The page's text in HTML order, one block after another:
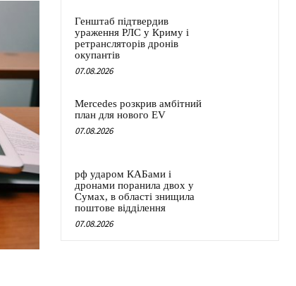
Генштаб підтвердив
ураження РЛС у Криму і
ретрансляторів дронів
окупантів
07.08.2026
Mercedes розкрив амбітний
план для нового EV
07.08.2026
рф ударом КАБами і
дронами поранила двох у
Сумах, в області знищила
поштове відділення
07.08.2026